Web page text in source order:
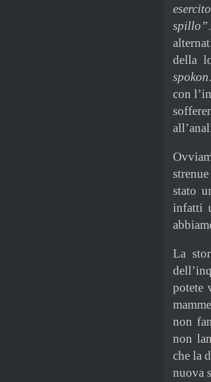
spillo”
della
spokon
con
stato
infatti
La
potete
non
non
che la
nuova